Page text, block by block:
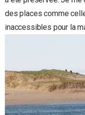
des places comme
inaccessibles pour la